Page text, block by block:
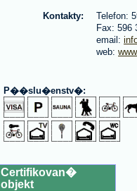
Kontakty:
Telefon:
Fax: 596
email:
web:
P��slu�enstv�:
Certifikovan�
objekt